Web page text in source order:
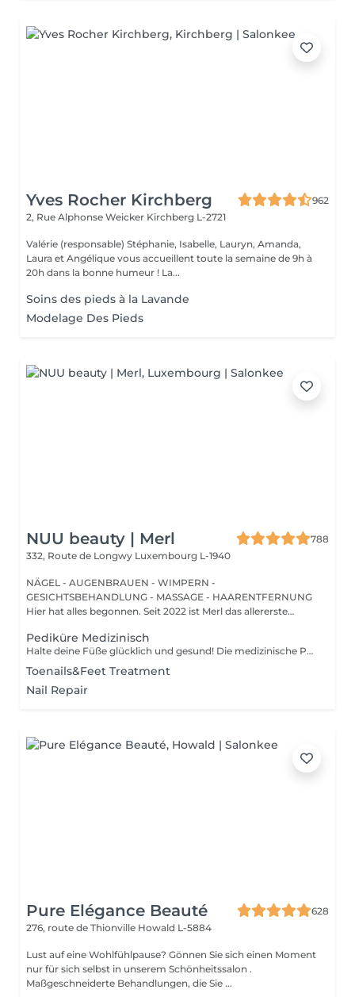
Yves Rocher Kirchberg
962
2, Rue Alphonse Weicker Kirchberg L-2721
Valérie (responsable) Stéphanie, Isabelle, Lauryn, Amanda,
Laura et Angélique vous accueillent toute la semaine de 9h à
20h dans la bonne humeur ! La...
Soins des pieds à la Lavande
Modelage Des Pieds
NUU beauty | Merl
788
332, Route de Longwy Luxembourg L-1940
NÄGEL - AUGENBRAUEN - WIMPERN -
GESICHTSBEHANDLUNG - MASSAGE - HAARENTFERNUNG
Hier hat alles begonnen. Seit 2022 ist Merl das allererste
Pediküre Medizinisch
Halte deine Füße glücklich und gesund! Die medizinische Pediküre ist eine spezialisierte Form der Fußbehandlung, bei der ein Nagelmeister Probleme wie Hornhaut, Risse und deformierte Nägel behandelt. Wie wird die medizinische Pediküre durchgeführt? - Problemidentifikation - Desinfektion und Erweichung der Füße - Entfernung von Hornhaut - Behandlung der Nagelplatte - Hautbehandlung - Auftragen einer medizinischen Creme Altersbeschränkungen: empfohlen ab 16 Jahren. Empfehlungen nach dem Eingriff: professionelle häusliche Pflege wird nach dem Eingriff empfohlen. Frequenz: einmal in 3-4 Wochen.
Toenails&Feet Treatment
Nail Repair
Pure Elégance Beauté
628
276, route de Thionville Howald L-5884
Lust auf eine Wohlfühlpause? Gönnen Sie sich einen Moment
nur für sich selbst in unserem Schönheitssalon .
Maßgeschneiderte Behandlungen, die Sie ...